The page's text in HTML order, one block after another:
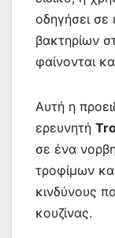
οδηγήσει
βακτηρίων
φαίνονται
Αυτή η
ερευνητή
σε ένα
τροφίμων
κινδύνους
κουζίνας.